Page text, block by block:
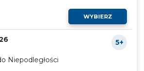
WYBIERZ
5+
Niepodległości